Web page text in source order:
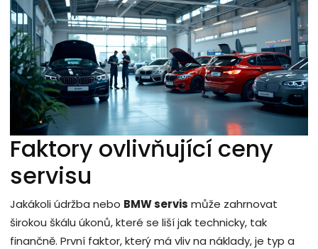
Faktory ovlivňující ceny
servisu
Jakákoli údržba nebo BMW servis může zahrnovat
širokou škálu úkonů, které se liší jak technicky, tak
finančně. První faktor, který má vliv na náklady, je typ a